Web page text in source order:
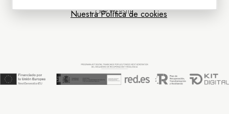
OUR WEBSITE
Nuestra Política de cookies